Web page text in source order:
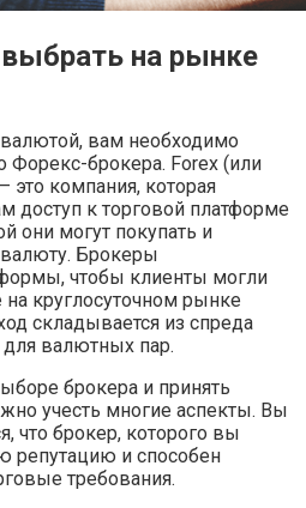
на рынке
вам необходимо
Форекс-брокера. Forex (или
это компания, которая
доступ к торговой платформе
они могут покупать и
Брокеры
чтобы клиенты могли
на круглосуточном рынке
складывается из спреда
валютных пар.
брокера и принять
учесть многие аспекты. Вы
что брокер, которого вы
репутацию и способен
требования.